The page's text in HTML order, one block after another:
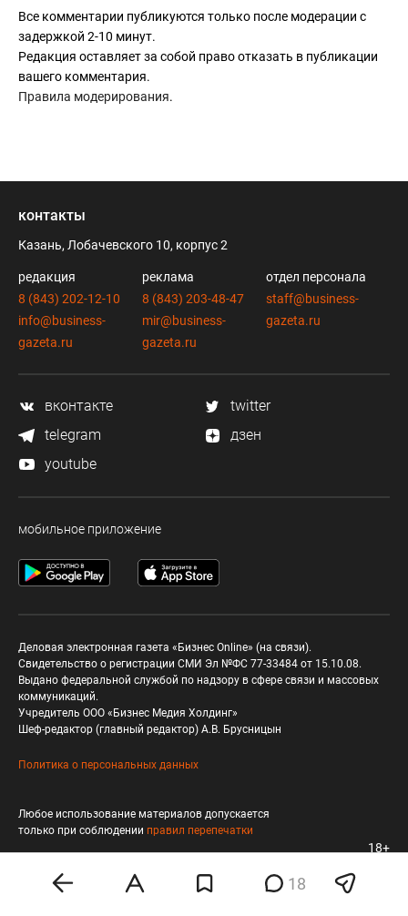
Все комментарии публикуются только после модерации с
задержкой 2-10 минут.
Редакция оставляет за собой право отказать в публикации
вашего комментария.
Правила модерирования.
18
контакты
Казань, Лобачевского 10, корпус 2
редакция
8 (843) 202-12-10
info@business-
gazeta.ru
реклама
8 (843) 203-48-47
mir@business-
gazeta.ru
отдел персонала
staff@business-
gazeta.ru
вконтакте
twitter
telegram
дзен
youtube
мобильное приложение
Деловая электронная газета «Бизнес Online» (на связи).
Свидетельство о регистрации СМИ Эл №ФС 77-33484 от 15.10.08.
Выдано федеральной службой по надзору в сфере связи и массовых
коммуникаций.
Учредитель ООО «Бизнес Медия Холдинг»
Шеф-редактор (главный редактор) А.В. Брусницын
Политика о персональных данных
Любое использование материалов допускается
только при соблюдении правил перепечатки
18+